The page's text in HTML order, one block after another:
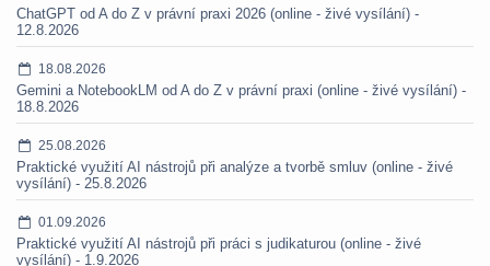
ChatGPT od A do Z v právní praxi 2026 (online - živé vysílání) -
12.8.2026
18.08.2026
Gemini a NotebookLM od A do Z v právní praxi (online - živé vysílání) -
18.8.2026
25.08.2026
Praktické využití AI nástrojů při analýze a tvorbě smluv (online - živé
vysílání) - 25.8.2026
01.09.2026
Praktické využití AI nástrojů při práci s judikaturou (online - živé
vysílání) - 1.9.2026